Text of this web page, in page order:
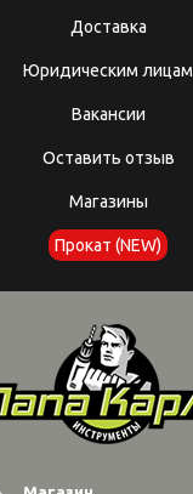
Доставка
Юридическим лицам
Вакансии
Оставить отзыв
Магазины
Прокат (NEW)